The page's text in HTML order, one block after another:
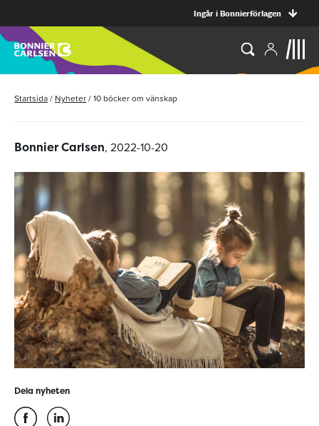
Ingår i Bonnierförlagen
Startsida/ Nyheter/10 böcker om vänskap
Bonnier Carlsen, 2022-10-20
Dela nyheten